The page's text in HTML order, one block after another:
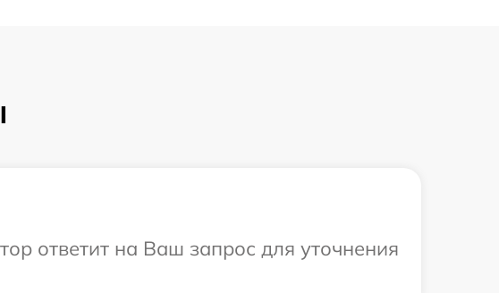
ответит на Ваш запрос для уточнения